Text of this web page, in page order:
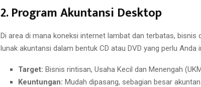
2. Program Akuntansi Desktop
Di area di mana koneksi internet lambat dan terbatas,
lunak akuntansi dalam bentuk CD atau DVD yang perlu
Target: Bisnis rintisan, Usaha Kecil dan Menengah
Keuntungan: Mudah dipasang, sebagian besar